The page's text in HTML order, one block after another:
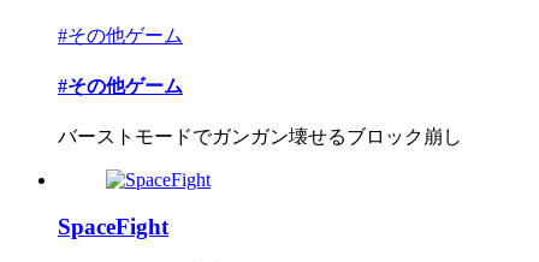
#その他ゲーム
#その他ゲーム
バーストモードでガンガン壊せるブロック崩し
SpaceFight